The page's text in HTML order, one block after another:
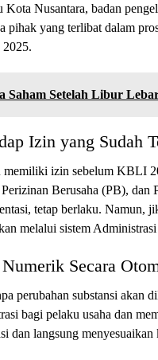
Nusantara, badan
pihak yang terlibat dalam
Saham Setelah Libur
Izin yang Sudah
memiliki izin sebelum KBLI
Berusaha (PB),
tetap berlaku. Namun,
melalui sistem
Secara
perubahan substansi akan
bagi pelaku usaha dan
dan langsung